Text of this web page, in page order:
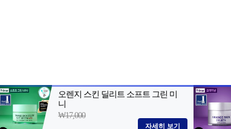
팩스: 02-398-8129 사업자등록번호: 102-81-32883
등록일자: 2022.06.03
호책임자: 김선희